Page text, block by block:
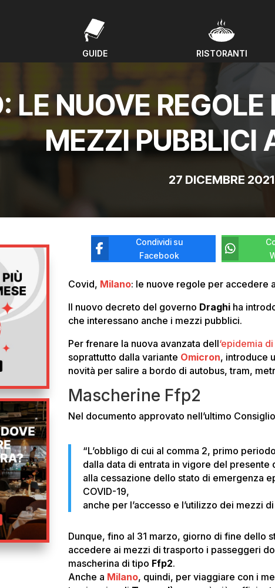
GUIDE RISTORANTI
LE NUOVE
MEZZI PUBBLICI
27 DICEMBRE 2021
Condividi su
Facebook
Covid, Milano: le nuove regole per accedere
Il nuovo decreto del governo Draghi ha
che interessano anche i mezzi pubblici.
Per frenare la nuova avanzata dell‘epidemia
soprattutto dalla variante Omicron, introduce
novità per salire a bordo di autobus, tram,
Mascherine Ffp2
Nel documento approvato nell’ultimo
“L’obbligo di cui al comma 2, primo
dalla data di entrata in vigore del
alla cessazione dello stato di emergenza
COVID-19,
anche per l’accesso e l’utilizzo dei mezzi
Dunque, fino al 31 marzo, giorno di fine dello
accedere ai mezzi di trasporto i passeggeri
mascherina di tipo Ffp2.
Anche a Milano, quindi, per viaggiare con i